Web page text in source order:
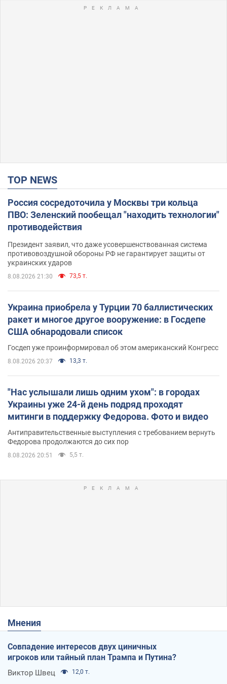
TOP NEWS
Россия сосредоточила у Москвы три кольца
ПВО: Зеленский пообещал "находить технологии"
противодействия
Президент заявил, что даже усовершенствованная система
противовоздушной обороны РФ не гарантирует защиты от
украинских ударов
8.08.2026 21:30 73,5 т.
Украина приобрела у Турции 70 баллистических
ракет и многое другое вооружение: в Госдепе
США обнародовали список
Госдеп уже проинформировал об этом американский Конгресс
8.08.2026 20:37 13,3 т.
"Нас услышали лишь одним ухом": в городах
Украины уже 24-й день подряд проходят
митинги в поддержку Федорова. Фото и видео
Антиправительственные выступления с требованием вернуть
Федорова продолжаются до сих пор
8.08.2026 20:51 5,5 т.
Мнения
Совпадение интересов двух циничных
игроков или тайный план Трампа и Путина?
Виктор Швец 12,0 т.